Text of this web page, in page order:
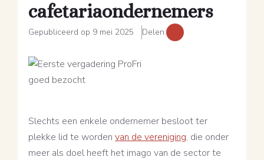
cafetariaondernemers
Gepubliceerd op 9 mei 2025 Delen:
Slechts een enkele ondernemer besloot ter
plekke lid te wordenvan de vereniging, die onder
meer als doel heeft het imago van de sector te